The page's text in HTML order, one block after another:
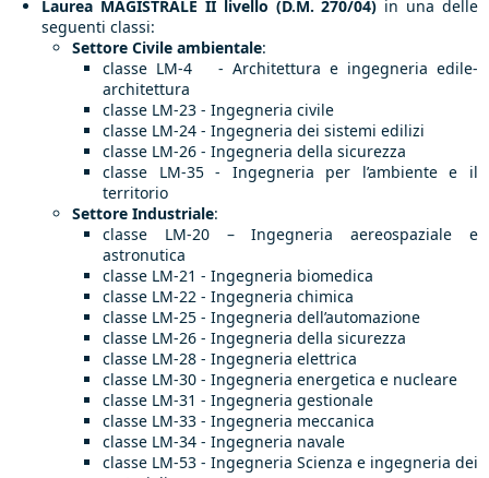
Laurea MAGISTRALE II livello (D.M. 270/04) in una delle
seguenti classi:
Settore Civile ambientale:
classe LM-4 - Architettura e ingegneria edile-
architettura
classe LM-23 - Ingegneria civile
classe LM-24 - Ingegneria dei sistemi edilizi
classe LM-26 - Ingegneria della sicurezza
classe LM-35 - Ingegneria per l’ambiente e il
territorio
Settore Industriale:
classe LM-20 – Ingegneria aereospaziale e
astronutica
classe LM-21 - Ingegneria biomedica
classe LM-22 - Ingegneria chimica
classe LM-25 - Ingegneria dell’automazione
classe LM-26 - Ingegneria della sicurezza
classe LM-28 - Ingegneria elettrica
classe LM-30 - Ingegneria energetica e nucleare
classe LM-31 - Ingegneria gestionale
classe LM-33 - Ingegneria meccanica
classe LM-34 - Ingegneria navale
classe LM-53 - Ingegneria Scienza e ingegneria dei